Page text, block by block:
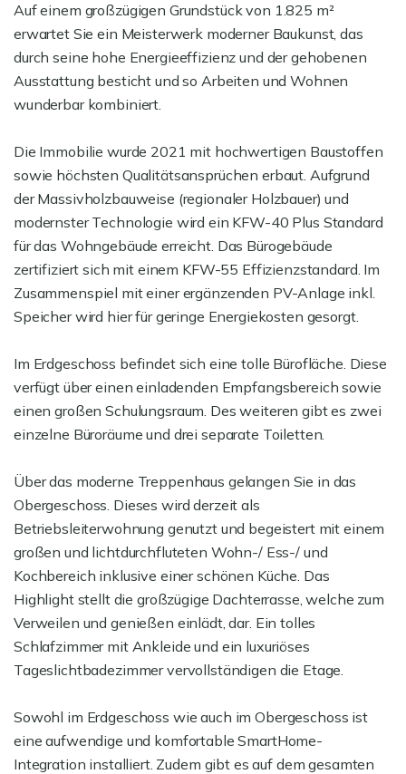
Auf einem großzügigen Grundstück von 1.825 m²
erwartet Sie ein Meisterwerk moderner Baukunst, das
durch seine hohe Energieeffizienz und der gehobenen
Ausstattung besticht und so Arbeiten und Wohnen
wunderbar kombiniert.
Die Immobilie wurde 2021 mit hochwertigen Baustoffen
sowie höchsten Qualitätsansprüchen erbaut. Aufgrund
der Massivholzbauweise (regionaler Holzbauer) und
modernster Technologie wird ein KFW-40 Plus Standard
für das Wohngebäude erreicht. Das Bürogebäude
zertifiziert sich mit einem KFW-55 Effizienzstandard. Im
Zusammenspiel mit einer ergänzenden PV-Anlage inkl.
Speicher wird hier für geringe Energiekosten gesorgt.
Im Erdgeschoss befindet sich eine tolle Bürofläche. Diese
verfügt über einen einladenden Empfangsbereich sowie
einen großen Schulungsraum. Des weiteren gibt es zwei
einzelne Büroräume und drei separate Toiletten.
Über das moderne Treppenhaus gelangen Sie in das
Obergeschoss. Dieses wird derzeit als
Betriebsleiterwohnung genutzt und begeistert mit einem
großen und lichtdurchfluteten Wohn-/ Ess-/ und
Kochbereich inklusive einer schönen Küche. Das
Highlight stellt die großzügige Dachterrasse, welche zum
Verweilen und genießen einlädt, dar. Ein tolles
Schlafzimmer mit Ankleide und ein luxuriöses
Tageslichtbadezimmer vervollständigen die Etage.
Sowohl im Erdgeschoss wie auch im Obergeschoss ist
eine aufwendige und komfortable SmartHome-
Integration installiert. Zudem gibt es auf dem gesamten